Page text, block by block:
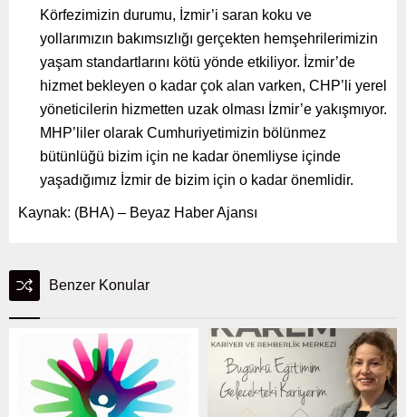
Körfezimizin durumu, İzmir’i saran koku ve
yollarımızın bakımsızlığı gerçekten hemşehrilerimizin
yaşam standartlarını kötü yönde etkiliyor. İzmir’de
hizmet bekleyen o kadar çok alan varken, CHP’li yerel
yöneticilerin hizmetten uzak olması İzmir’e yakışmıyor.
MHP’liler olarak Cumhuriyetimizin bölünmez
bütünlüğü bizim için ne kadar önemliyse içinde
yaşadığımız İzmir de bizim için o kadar önemlidir.
Kaynak: (BHA) – Beyaz Haber Ajansı
Benzer Konular